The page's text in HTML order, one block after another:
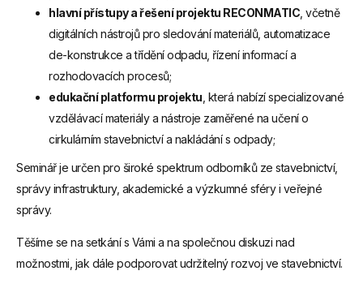
hlavní přístupy a řešení projektu RECONMATIC , včetně
digitálních nástrojů pro sledování materiálů, automatizace
de-konstrukce a třídění odpadu, řízení informací a
rozhodovacích procesů;
edukační platformu projektu , která nabízí specializované
vzdělávací materiály a nástroje zaměřené na učení o
cirkulárním stavebnictví a nakládání s odpady;
Seminář je určen pro široké spektrum odborníků ze stavebnictví,
správy infrastruktury, akademické a výzkumné sféry i veřejné
správy.
Těšíme se na setkání s Vámi a na společnou diskuzi nad
možnostmi, jak dále podporovat udržitelný rozvoj ve stavebnictví.